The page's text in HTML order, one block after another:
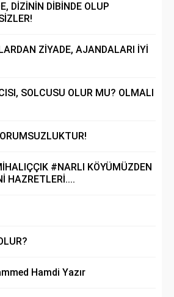
DİZİNİN DİBİNDE OLUP
ZİYADE, AJANDALARI İYİ
SOLCUSU OLUR MU? OLMALI
#NARLI KÖYÜMÜZDEN
HAZRETLERİ....
Hamdi Yazır